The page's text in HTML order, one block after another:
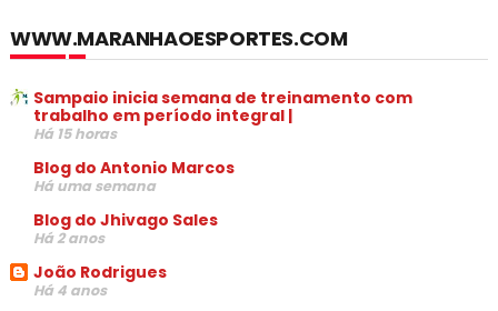
WWW.MARANHAOESPORTES.COM
Sampaio inicia semana de treinamento com
trabalho em período integral |
Há 15 horas
Blog do Antonio Marcos
Há uma semana
Blog do Jhivago Sales
Há 2 anos
João Rodrigues
Há 4 anos